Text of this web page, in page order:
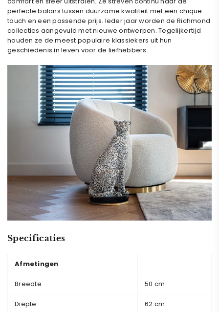
perfecte balans tussen duurzame kwaliteit met een chique
touch en een passende prijs. Ieder jaar worden de Richmond
collecties aangevuld met nieuwe ontwerpen. Tegelijkertijd
houden ze de meest populaire klassiekers uit hun
geschiedenis in leven voor de liefhebbers.
Specificaties
Afmetingen
Breedte 50 cm
Diepte 62 cm